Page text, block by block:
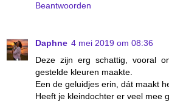
Beantwoorden
Daphne 4 mei 2019 om 08:36
Deze zijn erg schattig, vooral
gestelde kleuren maakte.
Een de geluidjes erin, dát maakt
Heeft je kleindochter er veel mee